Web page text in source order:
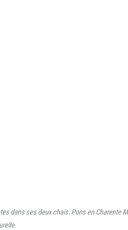
dans ses deux chais: Pons en Charente